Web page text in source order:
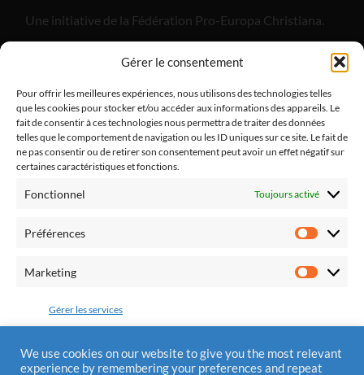
Gérer le consentement
Pour offrir les meilleures expériences, nous utilisons des technologies telles
que les cookies pour stocker et/ou accéder aux informations des appareils. Le
fait de consentir à ces technologies nous permettra de traiter des données
telles que le comportement de navigation ou les ID uniques sur ce site. Le fait de
ne pas consentir ou de retirer son consentement peut avoir un effet négatif sur
certaines caractéristiques et fonctions.
Fonctionnel Toujours activé
Préférences
Marketing
Gérer les services
Accepter
Une initiative de la Fédération Pro-Europa Christiana.
catholiques dont l'objectif est de promouvoir la paix
dans notre pays et dans nos familles par le retour à la
pratique religieuse.
Fédération Pro Europa Christiana
28170 St Sauveur Marville
Tél.: 0810 310 025
We use cookies on our website to give you the most relevant
experience by remembering your preferences and repeat